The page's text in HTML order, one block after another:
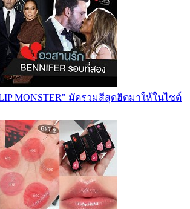
MONSTER" มัดรวมสีสุดฮิตมาให้ในไซต์